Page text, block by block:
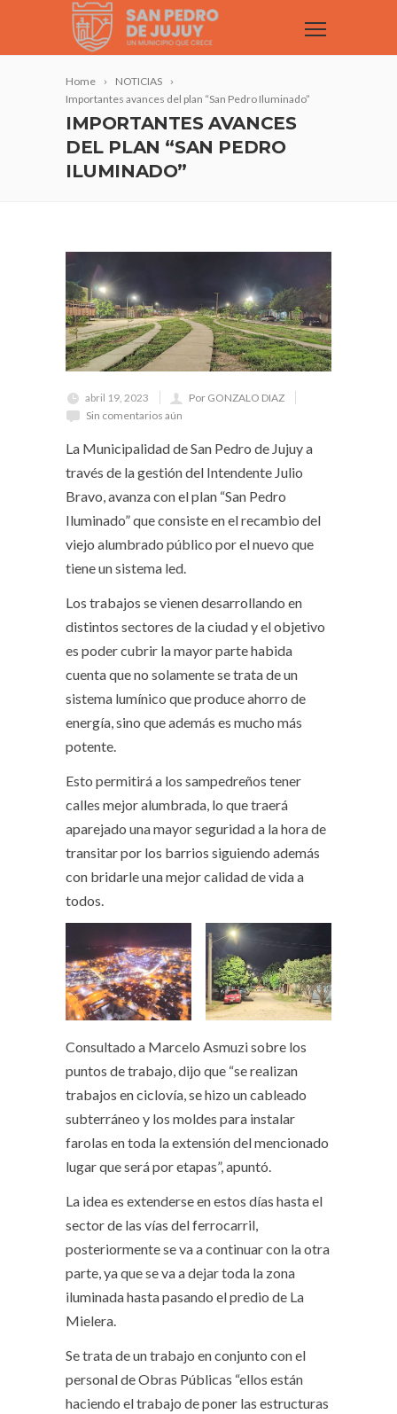
Home
NOTICIAS
Importantes avances del plan “San Pedro Iluminado”
IMPORTANTES AVANCES
DEL PLAN “SAN PEDRO
ILUMINADO”
abril 19, 2023
Por GONZALO DIAZ
Sin comentarios aún
La Municipalidad de San Pedro de Jujuy a
través de la gestión del Intendente Julio
Bravo, avanza con el plan “San Pedro
Iluminado” que consiste en el recambio del
viejo alumbrado público por el nuevo que
tiene un sistema led.
Los trabajos se vienen desarrollando en
distintos sectores de la ciudad y el objetivo
es poder cubrir la mayor parte habida
cuenta que no solamente se trata de un
sistema lumínico que produce ahorro de
energía, sino que además es mucho más
potente.
Esto permitirá a los sampedreños tener
calles mejor alumbrada, lo que traerá
aparejado una mayor seguridad a la hora de
transitar por los barrios siguiendo además
con bridarle una mejor calidad de vida a
todos.
Consultado a Marcelo Asmuzi sobre los
puntos de trabajo, dijo que “se realizan
trabajos en ciclovía, se hizo un cableado
subterráneo y los moldes para instalar
farolas en toda la extensión del mencionado
lugar que será por etapas”, apuntó.
La idea es extenderse en estos días hasta el
sector de las vías del ferrocarril,
posteriormente se va a continuar con la otra
parte, ya que se va a dejar toda la zona
iluminada hasta pasando el predio de La
Mielera.
Se trata de un trabajo en conjunto con el
personal de Obras Públicas “ellos están
haciendo el trabajo de poner las estructuras